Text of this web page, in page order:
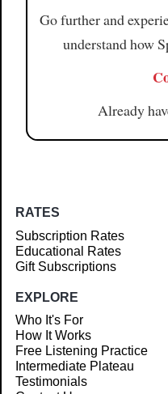
Go further and
understand how
Already
RATES
Subscription Rates
Educational Rates
Gift Subscriptions
EXPLORE
Who It's For
How It Works
Free Listening Practice
Intermediate Plateau
Testimonials